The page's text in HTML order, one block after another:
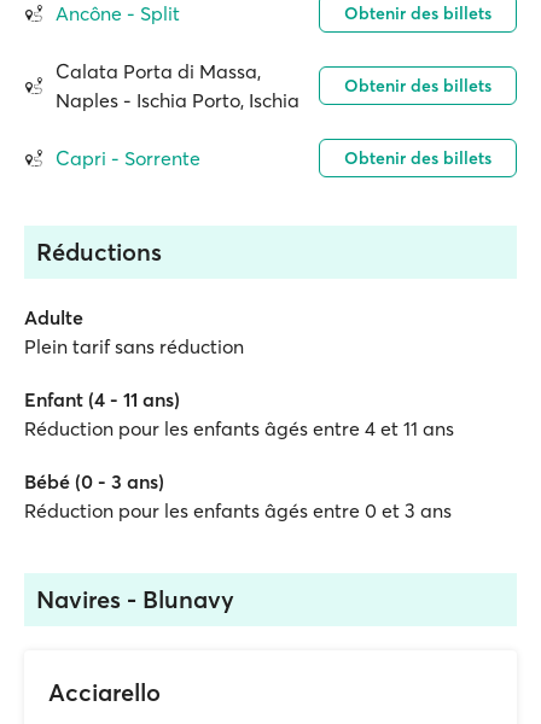
Ancône - Split Obtenir des billets
Calata Porta di Massa,
Naples - Ischia Porto, Ischia
Obtenir des billets
Capri - Sorrente Obtenir des billets
Réductions
Adulte
Plein tarif sans réduction
Enfant (4 - 11 ans)
Réduction pour les enfants âgés entre 4 et 11 ans
Bébé (0 - 3 ans)
Réduction pour les enfants âgés entre 0 et 3 ans
Navires - Blunavy
Acciarello